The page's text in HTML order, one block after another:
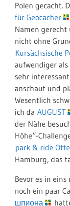
Polen gecacht.
für Geocacher
Namen gerecht
nicht ohne
Kursächsische
aufwendiger
sehr
anschaut und
Wesentlich
ich da AUGUST
der Nähe
Höhe“-
park & ride
Hamburg, das
Bevor es in
noch ein paar
шпиона